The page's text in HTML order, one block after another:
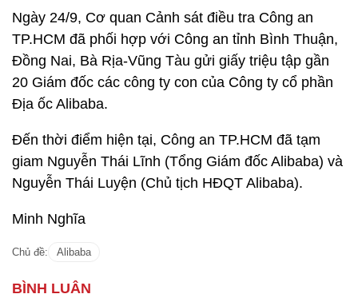
Ngày 24/9, Cơ quan Cảnh sát điều tra Công an
TP.HCM đã phối hợp với Công an tỉnh Bình Thuận,
Đồng Nai, Bà Rịa-Vũng Tàu gửi giấy triệu tập gần
20 Giám đốc các công ty con của Công ty cổ phần
Địa ốc Alibaba.
Đến thời điểm hiện tại, Công an TP.HCM đã tạm
giam Nguyễn Thái Lĩnh (Tổng Giám đốc Alibaba) và
Nguyễn Thái Luyện (Chủ tịch HĐQT Alibaba).
Minh Nghĩa
Chủ đề: Alibaba